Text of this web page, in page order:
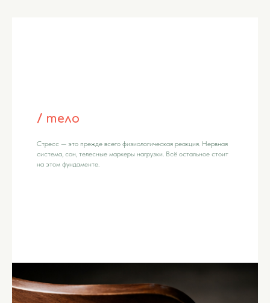
/ тело
Стресс — это прежде всего физиологическая реакция. Нервная
система, сон, телесные маркеры нагрузки. Всё остальное стоит
на этом фундаменте.